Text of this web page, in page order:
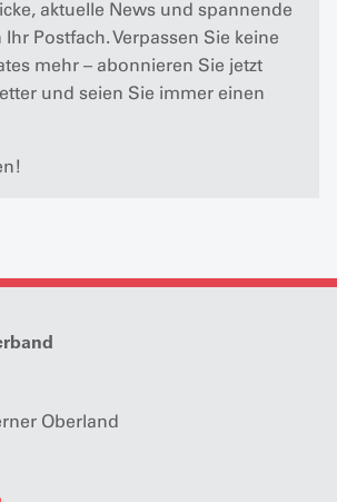
aktuelle News und spannende
Postfach. Verpassen Sie keine
mehr – abonnieren Sie jetzt
und seien Sie immer einen
Oberland